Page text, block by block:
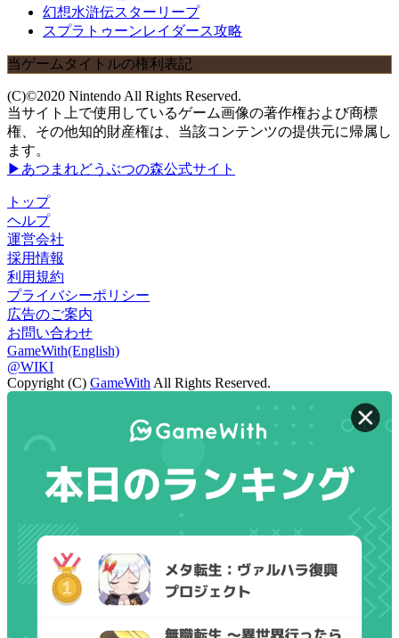
幻想水滸伝スターリープ
スプラトゥーンレイダース攻略
当ゲームタイトルの権利表記
(C)©2020 Nintendo All Rights Reserved.
当サイト上で使用しているゲーム画像の著作権および商標
権、その他知的財産権は、当該コンテンツの提供元に帰属し
ます。
▶あつまれどうぶつの森公式サイト
トップ
ヘルプ
運営会社
採用情報
利用規約
プライバシーポリシー
広告のご案内
お問い合わせ
GameWith(English)
@WIKI
Copyright (C) GameWith All Rights Reserved.